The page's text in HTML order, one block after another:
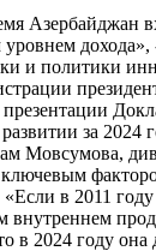
Азербайджан
уровнем
и политики
за 2024
Мовсумова,
в 2011
внутреннем
в 2024 году она